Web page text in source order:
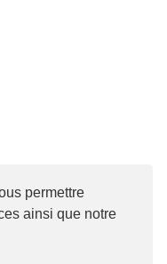
permettre
ainsi que notre